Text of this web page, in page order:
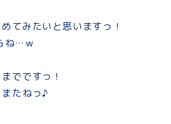
てみたいと思いますっ！
ね…ｗ
でですっ！
たねっ♪